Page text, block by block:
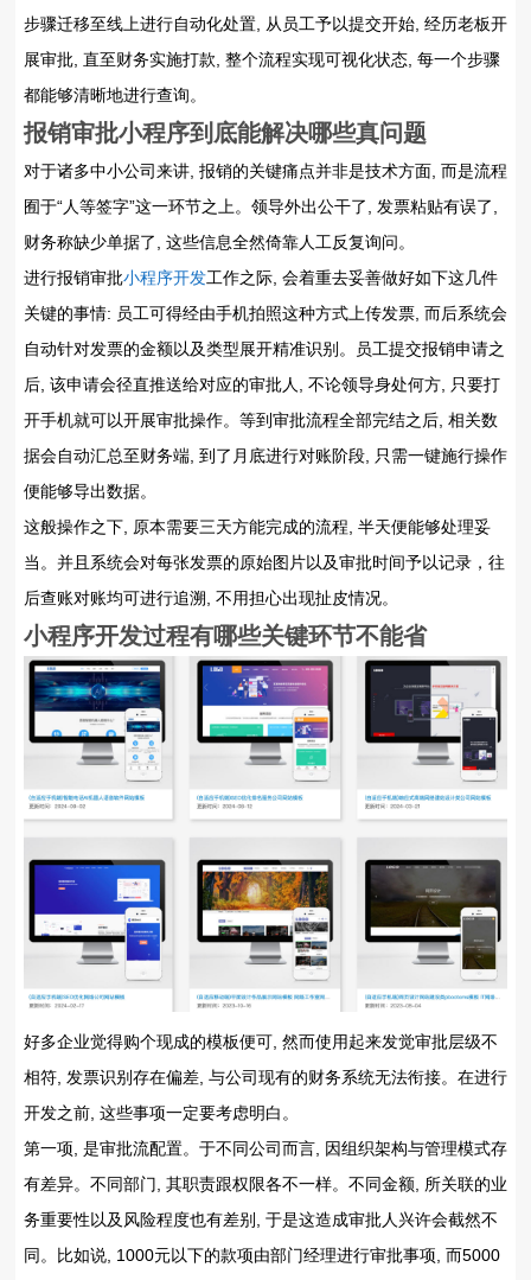
步骤迁移至线上进行自动化处置, 从员工予以提交开始, 经历老板开
展审批, 直至财务实施打款, 整个流程实现可视化状态, 每一个步骤
都能够清晰地进行查询。
报销审批小程序到底能解决哪些真问题
对于诸多中小公司来讲, 报销的关键痛点并非是技术方面, 而是流程
囿于“人等签字”这一环节之上。领导外出公干了, 发票粘贴有误了,
财务称缺少单据了, 这些信息全然倚靠人工反复询问。
进行报销审批小程序开发工作之际, 会着重去妥善做好如下这几件
关键的事情: 员工可得经由手机拍照这种方式上传发票, 而后系统会
自动针对发票的金额以及类型展开精准识别。员工提交报销申请之
后, 该申请会径直推送给对应的审批人, 不论领导身处何方, 只要打
开手机就可以开展审批操作。等到审批流程全部完结之后, 相关数
据会自动汇总至财务端, 到了月底进行对账阶段, 只需一键施行操作
便能够导出数据。
这般操作之下, 原本需要三天方能完成的流程, 半天便能够处理妥
当。并且系统会对每张发票的原始图片以及审批时间予以记录，往
后查账对账均可进行追溯, 不用担心出现扯皮情况。
小程序开发过程有哪些关键环节不能省
好多企业觉得购个现成的模板便可, 然而使用起来发觉审批层级不
相符, 发票识别存在偏差, 与公司现有的财务系统无法衔接。在进行
开发之前, 这些事项一定要考虑明白。
第一项, 是审批流配置。于不同公司而言, 因组织架构与管理模式存
有差异。不同部门, 其职责跟权限各不一样。不同金额, 所关联的业
务重要性以及风险程度也有差别, 于是这造成审批人兴许会截然不
同。比如说, 1000元以下的款项由部门经理进行审批事项, 而5000